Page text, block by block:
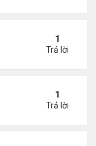
1
Trả lời
Việt,lĩnh 13 năm tù
1
Trả lời